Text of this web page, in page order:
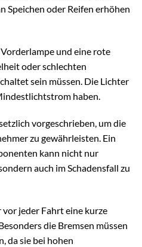
Speichen oder Reifen erhöhen
und eine rote
oder schlechten
sein müssen. Die Lichter
haben.
vorgeschrieben, um die
zu gewährleisten. Ein
kann nicht nur
auch im Schadensfall zu
jeder Fahrt eine kurze
die Bremsen müssen
da sie bei hohen